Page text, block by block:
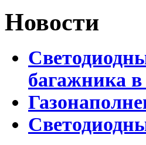
Новости
багажника